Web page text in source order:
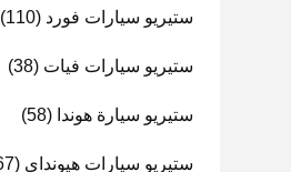
ستيريو سيارات فورد (110)
ستيريو سيارات فيات (38)
ستيريو سيارة هوندا (58)
ستيريو سيارات هيونداي (67)